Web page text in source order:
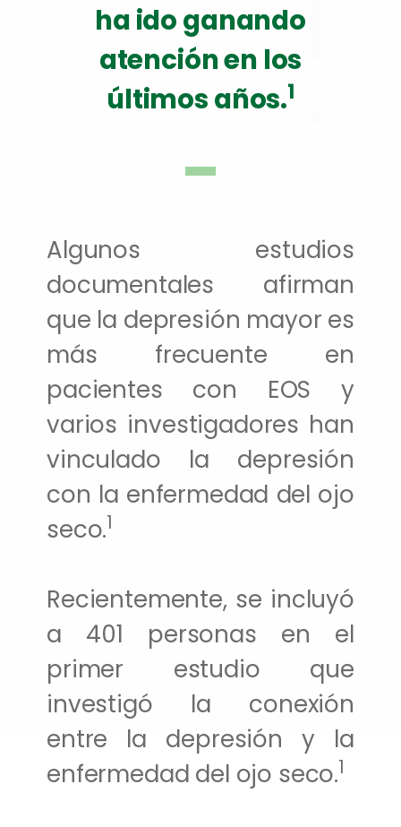
ha ido ganando
atención en los
últimos años.1
Algunos estudios
documentales afirman
que la depresión mayor es
más frecuente en
pacientes con EOS y
varios investigadores han
vinculado la depresión
con la enfermedad del ojo
seco.1
Recientemente, se incluyó
a 401 personas en el
primer estudio que
investigó la conexión
entre la depresión y la
enfermedad del ojo seco.1